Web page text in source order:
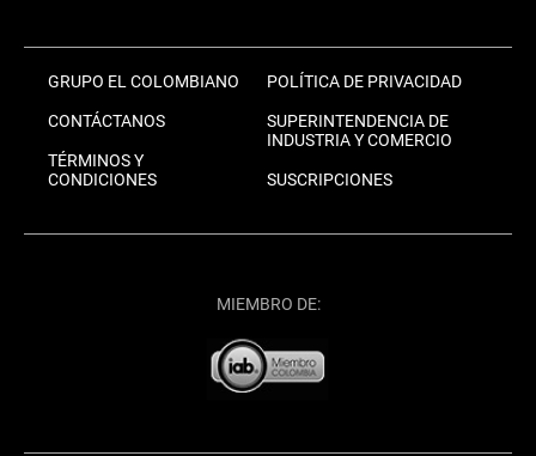
GRUPO EL COLOMBIANO
CONTÁCTANOS
TÉRMINOS Y
CONDICIONES
POLÍTICA DE PRIVACIDAD
SUPERINTENDENCIA DE
INDUSTRIA Y COMERCIO
SUSCRIPCIONES
MIEMBRO DE: